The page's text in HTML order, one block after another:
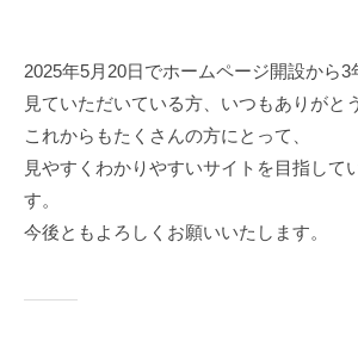
2025年5月20日でホームページ開設から3
見ていただいている方、いつもありがと
これからもたくさんの方にとって、
見やすくわかりやすいサイトを目指して
す。
今後ともよろしくお願いいたします。